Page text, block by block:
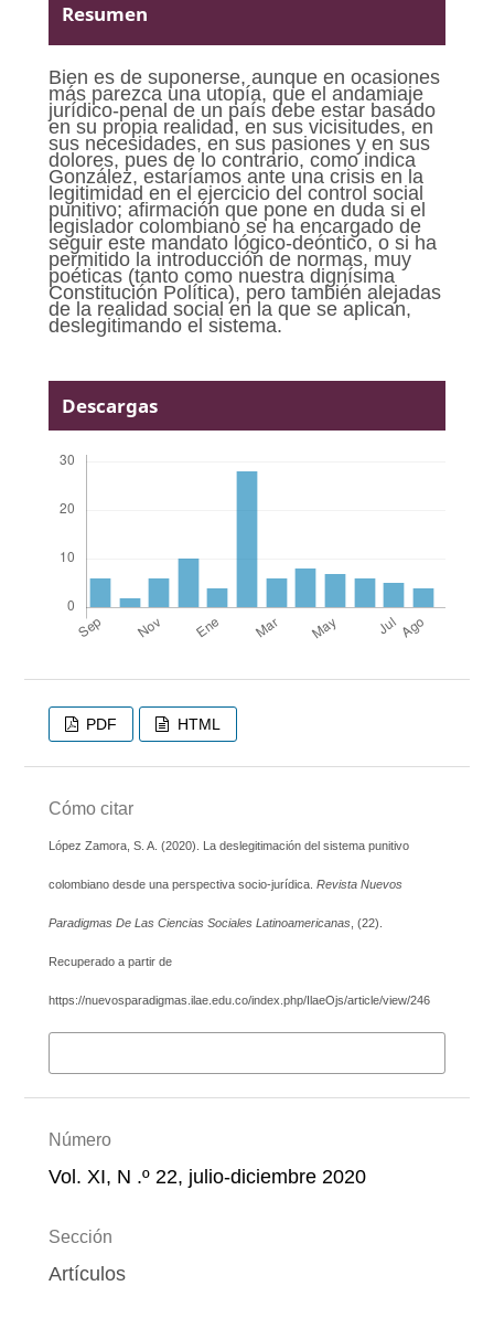
Resumen
Bien es de suponerse, aunque en ocasiones
más parezca una utopía, que el andamiaje
jurídico-penal de un país debe estar basado
en su propia realidad, en sus vicisitudes, en
sus necesidades, en sus pasiones y en sus
dolores, pues de lo contrario, como indica
González, estaríamos ante una crisis en la
legitimidad en el ejercicio del control social
punitivo; afirmación que pone en duda si el
legislador colombiano se ha encargado de
seguir este mandato lógico-deóntico, o si ha
permitido la introducción de normas, muy
poéticas (tanto como nuestra dignísima
Constitución Política), pero también alejadas
de la realidad social en la que se aplican,
deslegitimando el sistema.
Descargas
PDF HTML
Cómo citar
López Zamora, S. A. (2020). La deslegitimación del sistema punitivo
colombiano desde una perspectiva socio-jurídica. Revista Nuevos
Paradigmas De Las Ciencias Sociales Latinoamericanas, (22).
Recuperado a partir de
https://nuevosparadigmas.ilae.edu.co/index.php/IlaeOjs/article/view/246
Número
Vol. XI, N .º 22, julio-diciembre 2020
Sección
Artículos